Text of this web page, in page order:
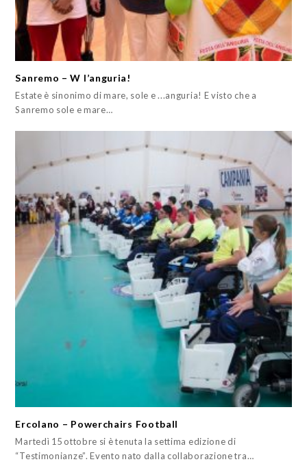
Sanremo – W l’anguria!
Estate è sinonimo di mare, sole e ...anguria! E visto che a
Sanremo sole e mare…
Ercolano – Powerchairs Football
Martedì 15 ottobre si è tenuta la settima edizione di
“Testimonianze”. Evento nato dalla collaborazione tra…